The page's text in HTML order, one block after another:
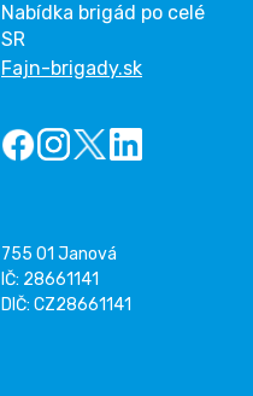
Nabídka brigád po celé
SR
Fajn-brigady.sk
755 01 Janová
IČ: 28661141
DIČ: CZ28661141